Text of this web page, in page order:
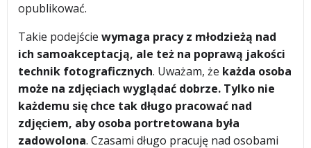
opublikować.
Takie podejście wymaga pracy z młodzieżą nad
ich samoakceptacją, ale też na poprawą jakości
technik fotograficznych. Uważam, że każda osoba
może na zdjęciach wyglądać dobrze. Tylko nie
każdemu się chce tak długo pracować nad
zdjęciem, aby osoba portretowana była
zadowolona. Czasami długo pracuję nad osobami